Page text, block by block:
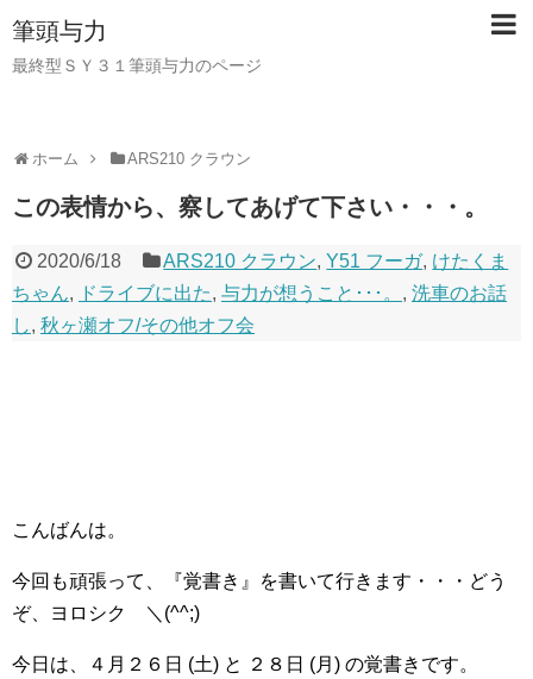
筆頭与力
最終型ＳＹ３１筆頭与力のページ
ホーム ARS210 クラウン
この表情から、察してあげて下さい・・・。
2020/6/18 ARS210 クラウン,Y51 フーガ, けたくま
ちゃん, ドライブに出た, 与力が想うこと･･･。 , 洗車のお話
し, 秋ヶ瀬オフ/その他オフ会
こんばんは。
今回も頑張って、『覚書き』を書いて行きます・・・どう
ぞ、ヨロシク ＼(^^;)ゞ
今日は、４月２６日 (土) と ２８日 (月) の覚書きです。